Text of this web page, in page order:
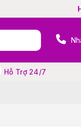
Hỗ Trợ 24/7